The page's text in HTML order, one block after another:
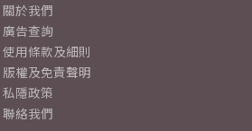
關於我們
廣告查詢
使用條款及細則
版權及免責聲明
私隱政策
聯絡我們